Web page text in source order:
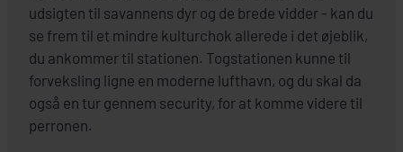
udsigten til savannens dyr og de brede vidder - kan du
se frem til et mindre kulturchok allerede i det øjeblik,
du ankommer til stationen. Togstationen kunne til
forveksling ligne en moderne lufthavn, og du skal da
også en tur gennem security, for at komme videre til
perronen.